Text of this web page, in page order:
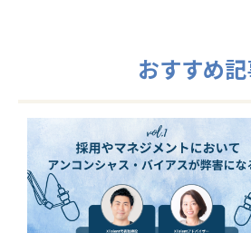
おすすめ